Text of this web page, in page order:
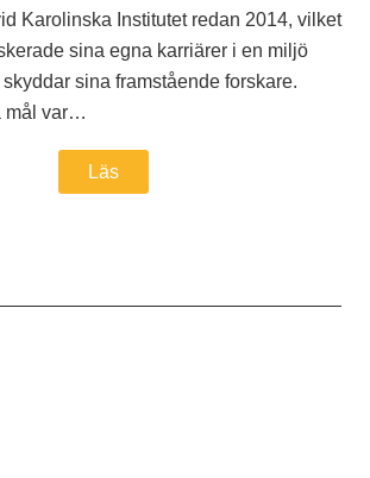
Karolinska Institutet redan 2014, vilket
sina egna karriärer i en miljö
sina framstående forskare.
mål var…
Läs